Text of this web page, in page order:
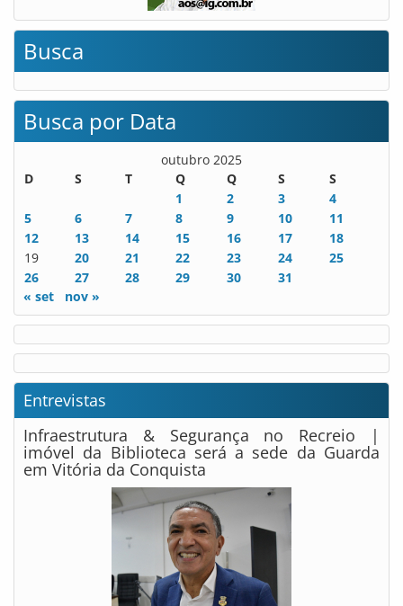
Busca
Busca por Data
outubro 2025
D
S T Q Q S
S
1
2 3
4
5
6 7 8 9 10
11
12
13 14 15 16 17
18
19
20 21 22 23 24
25
26
27 28 29 30
31
« set
nov »
Entrevistas
Infraestrutura & Segurança no Recreio |
imóvel da Biblioteca será a sede da Guarda
em Vitória da Conquista